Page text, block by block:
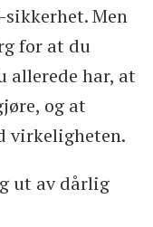
Men
for at du
allerede har, at
og at
virkeligheten.
ut av dårlig